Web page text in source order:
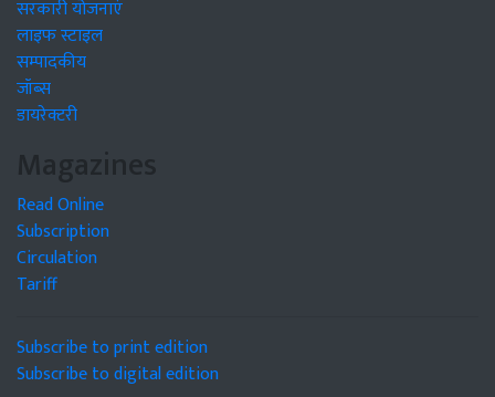
सरकारी योजनाएं
लाइफ स्टाइल
सम्पादकीय
जॉब्स
डायरेक्टरी
Magazines
Read Online
Subscription
Circulation
Tariff
Subscribe to print edition
Subscribe to digital edition